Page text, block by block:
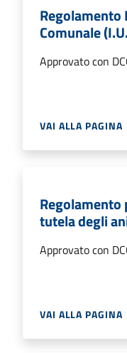
Regolamento
Comunale
Approvato con
VAI ALLA PAGINA
Regolamento
tutela degli
Approvato con
VAI ALLA PAGINA